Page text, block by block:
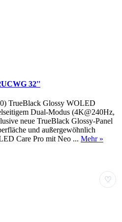
32''
TrueBlack Glossy WOLED
Dual-Modus (4K@240Hz,
neue TrueBlack Glossy-Panel
und außergewöhnlich
Care Pro mit Neo ... Mehr »
♡